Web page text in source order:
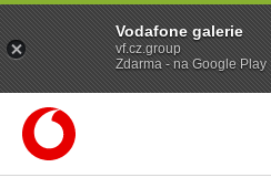
Vodafone galerie
vf.cz.group
Zdarma - na Google Play